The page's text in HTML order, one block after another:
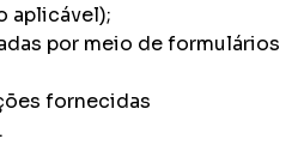
aplicável);
por meio de formulários
fornecidas